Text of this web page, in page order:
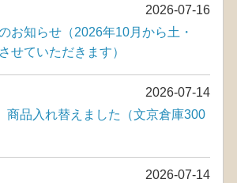
2026-07-16
お知らせ（2026年10月から土・
せていただきます）
2026-07-14
品入れ替えました（文京倉庫300
2026-07-14